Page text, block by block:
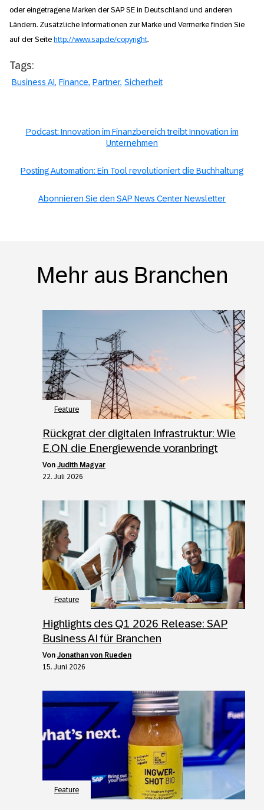
oder eingetragene Marken der SAP SE in Deutschland und anderen
Ländern. Zusätzliche Informationen zur Marke und Vermerke finden Sie
auf der Seite http://www.sap.de/copyright.
Tags:
Business AI Finance Partner Sicherheit
Podcast: Innovation im Finanzbereich treibt Innovation im
Unternehmen
Posting Automation: Ein Tool revolutioniert die Buchhaltung
Abonnieren Sie den SAP News Center Newsletter
Mehr aus Branchen
Feature
Rückgrat der digitalen Infrastruktur: Wie
E.ON die Energiewende voranbringt
von Judith Magyar
22. Juli 2026
Feature
Highlights des Q1 2026 Release: SAP
Business AI für Branchen
von Jonathan von Rueden
15. Juni 2026
Feature